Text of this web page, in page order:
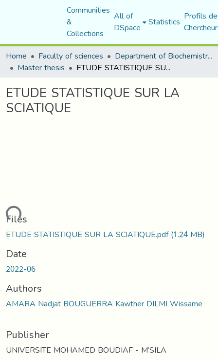
Communities
&
Collections
All of
DSpace Statistics Profils
Home
Faculty of sciences Department of Biochemistry and Microbiology
Master thesis ETUDE STATISTIQUE SUR LA SCIATIQUE
ETUDE STATISTIQUE SUR LA
SCIATIQUE
Files
ETUDE STATISTIQUE SUR LA SCIATIQUE.pdf(1.24 MB)
Date
2022-06
Authors
AMARA Nadjat BOUGUERRA Kawther DILMI Wissame
Publisher
UNIVERSITE MOHAMED BOUDIAF - M’SILA